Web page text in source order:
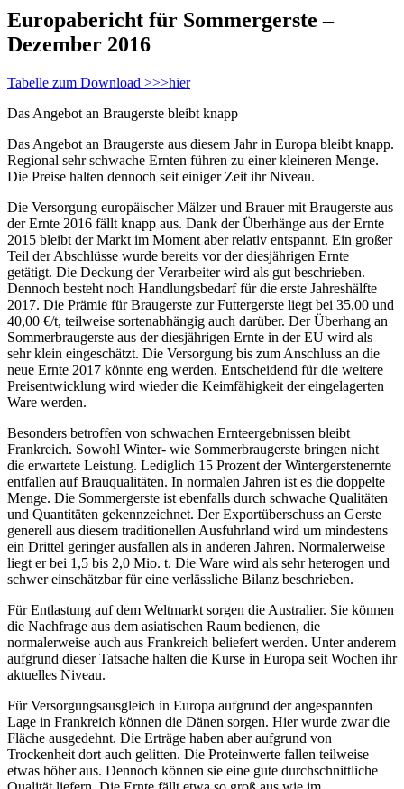
Europabericht für Sommergerste –
Dezember 2016
Tabelle zum Download >>>hier
Das Angebot an Braugerste bleibt knapp
Das Angebot an Braugerste aus diesem Jahr in Europa bleibt knapp.
Regional sehr schwache Ernten führen zu einer kleineren Menge.
Die Preise halten dennoch seit einiger Zeit ihr Niveau.
Die Versorgung europäischer Mälzer und Brauer mit Braugerste aus
der Ernte 2016 fällt knapp aus. Dank der Überhänge aus der Ernte
2015 bleibt der Markt im Moment aber relativ entspannt. Ein großer
Teil der Abschlüsse wurde bereits vor der diesjährigen Ernte
getätigt. Die Deckung der Verarbeiter wird als gut beschrieben.
Dennoch besteht noch Handlungsbedarf für die erste Jahreshälfte
2017. Die Prämie für Braugerste zur Futtergerste liegt bei 35,00 und
40,00 €/t, teilweise sortenabhängig auch darüber. Der Überhang an
Sommerbraugerste aus der diesjährigen Ernte in der EU wird als
sehr klein eingeschätzt. Die Versorgung bis zum Anschluss an die
neue Ernte 2017 könnte eng werden. Entscheidend für die weitere
Preisentwicklung wird wieder die Keimfähigkeit der eingelagerten
Ware werden.
Besonders betroffen von schwachen Ernteergebnissen bleibt
Frankreich. Sowohl Winter- wie Sommerbraugerste bringen nicht
die erwartete Leistung. Lediglich 15 Prozent der Wintergerstenernte
entfallen auf Brauqualitäten. In normalen Jahren ist es die doppelte
Menge. Die Sommergerste ist ebenfalls durch schwache Qualitäten
und Quantitäten gekennzeichnet. Der Exportüberschuss an Gerste
generell aus diesem traditionellen Ausfuhrland wird um mindestens
ein Drittel geringer ausfallen als in anderen Jahren. Normalerweise
liegt er bei 1,5 bis 2,0 Mio. t. Die Ware wird als sehr heterogen und
schwer einschätzbar für eine verlässliche Bilanz beschrieben.
Für Entlastung auf dem Weltmarkt sorgen die Australier. Sie können
die Nachfrage aus dem asiatischen Raum bedienen, die
normalerweise auch aus Frankreich beliefert werden. Unter anderem
aufgrund dieser Tatsache halten die Kurse in Europa seit Wochen ihr
aktuelles Niveau.
Für Versorgungsausgleich in Europa aufgrund der angespannten
Lage in Frankreich können die Dänen sorgen. Hier wurde zwar die
Fläche ausgedehnt. Die Erträge haben aber aufgrund von
Trockenheit dort auch gelitten. Die Proteinwerte fallen teilweise
etwas höher aus. Dennoch können sie eine gute durchschnittliche